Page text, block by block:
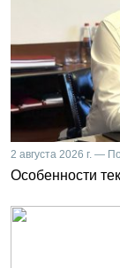
2 августа 2026 г. —
Особенности